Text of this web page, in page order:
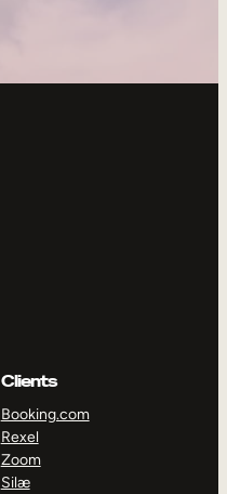
Clients
Booking.com
Rexel
Zoom
Silæ